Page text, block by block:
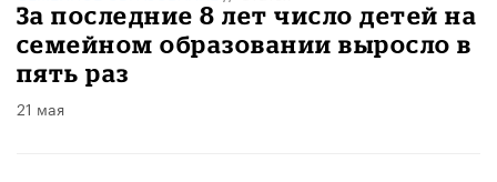
За последние 8 лет число детей на
семейном образовании выросло в
пять раз
21 мая